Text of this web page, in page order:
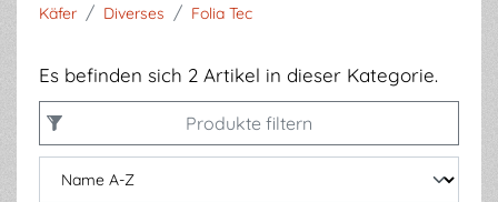
Käfer / Diverses / Folia Tec
Es befinden sich 2 Artikel in dieser Kategorie.
Produkte filtern